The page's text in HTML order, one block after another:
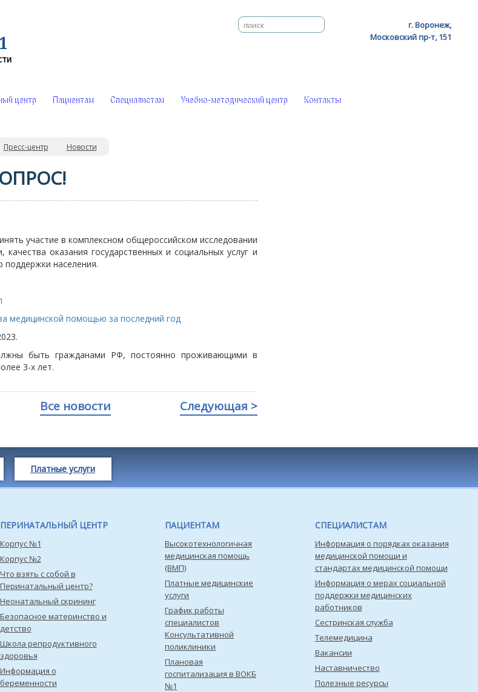
г. Воронеж,
Московский пр-т, 151
центр Пациентам Специалистам Учебно-методический центр Контакты
Пресс-центр Новости
участие в комплексном общероссийском исследовании
качества оказания государственных и социальных услуг и
поддержки населения.
медицинской помощью за последний год
быть гражданами РФ, постоянно проживающими в
3-х лет.
Все новости Следующая >
Платные услуги
ПЕРИНАТАЛЬНЫЙ ЦЕНТР
Корпус №1
Корпус №2
Что взять с собой в
Перинатальный центр?
Неонатальный скрининг
Безопасное материнство и
детство
Школа репродуктивного
здоровья
Информация о
беременности
ПАЦИЕНТАМ
Высокотехнологичная
медицинская помощь
(ВМП)
Платные медицинские
услуги
График работы
специалистов
Консультативной
поликлиники
Плановая
госпитализация в ВОКБ
№1
СПЕЦИАЛИСТАМ
Информация о порядках оказания
медицинской помощи и
стандартах медицинской помощи
Информация о мерах социальной
поддержки медицинских
работников
Сестринская служба
Телемедицина
Вакансии
Наставничество
Полезные ресурсы